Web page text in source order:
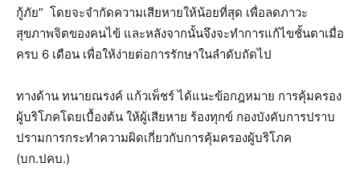
กู้ภัย” โดยจะจำกัดความเสียหายให้น้อยที่สุด เพื่อลดภาวะ
สุขภาพจิตของคนไข้ และหลังจากนั้นจึงจะทำการแก้ไขชั้นตาเมื่อ
ครบ 6 เดือน เพื่อให้ง่ายต่อการรักษาในลำดับถัดไป
ทางด้าน ทนายณรงค์ แก้วเพ็ชร์ ได้แนะข้อกฎหมาย การคุ้มครอง
ผู้บริโภคโดยเบื้องต้น ให้ผู้เสียหาย ร้องทุกข์ กองบังคับการปราบ
ปรามการกระทำความผิดเกี่ยวกับการคุ้มครองผู้บริโภค
(บก.ปคบ.)